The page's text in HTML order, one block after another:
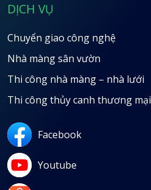
DỊCH VỤ
Chuyển giao công nghệ
Nhà màng sân vườn
Thi công nhà màng – nhà lưới
Thi công thủy canh thương mại
Facebook
Youtube